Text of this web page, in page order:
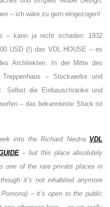
– ich wäre zu gern eingezogen!
– kann ja nicht schaden: 1932
USD (!) das VDL HOUSE – es
Architekten. In der Mitte des
– Stockwerke und
Selbst die Einbauschränke und
– das bekannteste Stück ist
into the Richard Neutra VDL
– but this place absolutely
one of the rare private places in
it’s not inhabited anymore
– it’s open to the public